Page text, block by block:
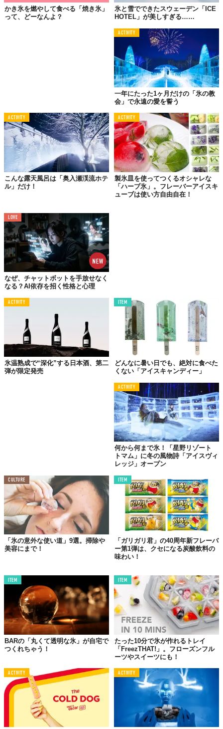
■商品概要
商品名　　：アイスマニア
発売日　　：2025年6月24日（火）
参考価格　：184円（税込） ※消費税8％
販売エリア：全国のファミリーマート店舗
※一部取り扱いの無い店舗もございます
特徴　　　：“ガリしゅわ”食感が楽しめる
ひんやり爽やかなクランチキャンディ
Top image: ©
TABI LABO
この世界は、もっと広いはずだ。
かき氷を燃やして食べる「焼き氷」
って、どーなんよ？
氷と雪でできたスウェーデン「ICE
HOTEL」が美しすぎる……
ACTIVITY
一年にたった1ヶ月だけの「氷の教
会」で永遠の愛を誓う
ACTIVITY
こんな露天風呂は「奥入瀬渓流ホテ
ル」だけ！
ACTIVITY
製氷皿を使ってつくるオシャレな
「ハーブ氷」。フレーバーアイスキ
ューブは使い方自由自在！
LOVE
なぜ、チャットボットを手放せなく
なる？AI依存を招く性格と心理
ACTIVITY
氷温熟成で“深化”する日本酒、第二
弾が限定発売
ITEM
どんなに暑い日でも、絶対に食べた
くない「アイスキャンディー」
ACTIVITY
何から何まで氷！「星野リゾート
トマム」に冬の風物詩「アイスヴィ
レッジ」オープン
CULTURE
「氷の意外な使い道」9選。掃除や
美容にまで！
ITEM
「ガリガリ君」の40周年新フレーバ
ー第1弾は、クセになる炭酸飲料の
味わい！
ITEM
BARの「丸くて透明な氷」が自宅で
つくれちゃう！
ITEM
たった10分で氷が作れるトレイ
「FreezTHAT!」。フローズンフル
ーツやスイーツにも！
ACTIVITY ACTIVITY